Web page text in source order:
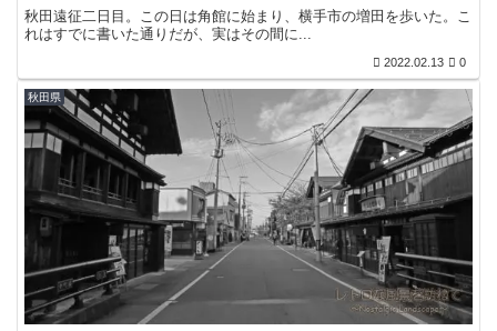
秋田遠征二日目。この日は角館に始まり、横手市の増田を歩いた。こ
れはすでに書いた通りだが、実はその間に...
2022.02.13 0
秋田県